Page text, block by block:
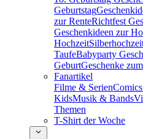
Geburtstag
zur RenteRichtfest
Geschenkideen zur
Hochzeit
TaufeBabyparty
GeburtGeschenke
Fanartikel
Filme & Serien
KidsMusik & Bands
Themen
T-Shirt der Woche